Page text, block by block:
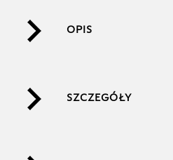
OPIS
SZCZEGÓŁY